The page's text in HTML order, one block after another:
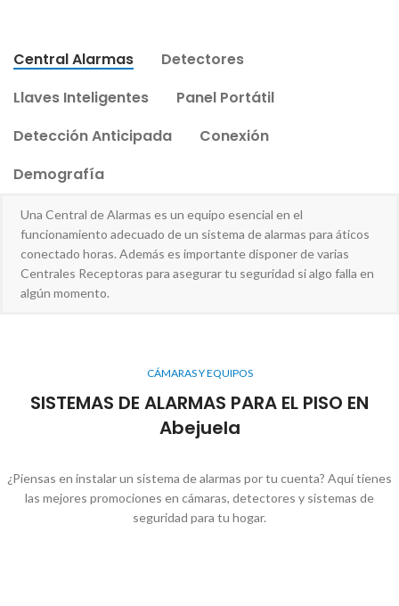
Central Alarmas
Detectores
Llaves Inteligentes
Panel Portátil
Detección Anticipada
Conexión
Demografía
Una Central de Alarmas es un equipo esencial en el
funcionamiento adecuado de un sistema de alarmas para áticos
conectado horas. Además es importante disponer de varias
Centrales Receptoras para asegurar tu seguridad si algo falla en
algún momento.
CÁMARAS Y EQUIPOS
SISTEMAS DE ALARMAS PARA EL PISO EN
Abejuela
¿Piensas en instalar un sistema de alarmas por tu cuenta? Aquí tienes
las mejores promociones en cámaras, detectores y sistemas de
seguridad para tu hogar.